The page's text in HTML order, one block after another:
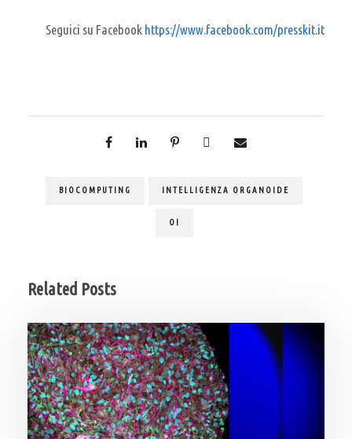
Seguici su Facebook https://www.facebook.com/presskit.it
BIOCOMPUTING INTELLIGENZA ORGANOIDE
OI
Related Posts